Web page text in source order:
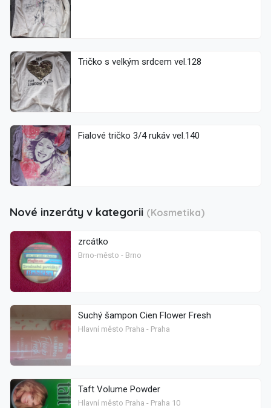
Tričko s velkým srdcem vel.128
Fialové tričko 3/4 rukáv vel.140
Nové inzeráty v kategorii (Kosmetika)
zrcátko
Brno-město - Brno
Suchý šampon Cien Flower Fresh
Hlavní město Praha - Praha
Taft Volume Powder
Hlavní město Praha - Praha 10